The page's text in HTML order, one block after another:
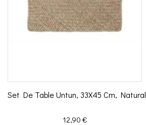
Set De Table Untun, 33X45 Cm, Natural
Prix
12,90 €